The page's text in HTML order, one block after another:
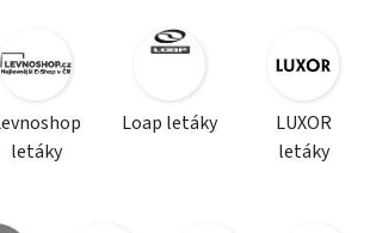
letáky
Loap letáky
LUXOR
letáky